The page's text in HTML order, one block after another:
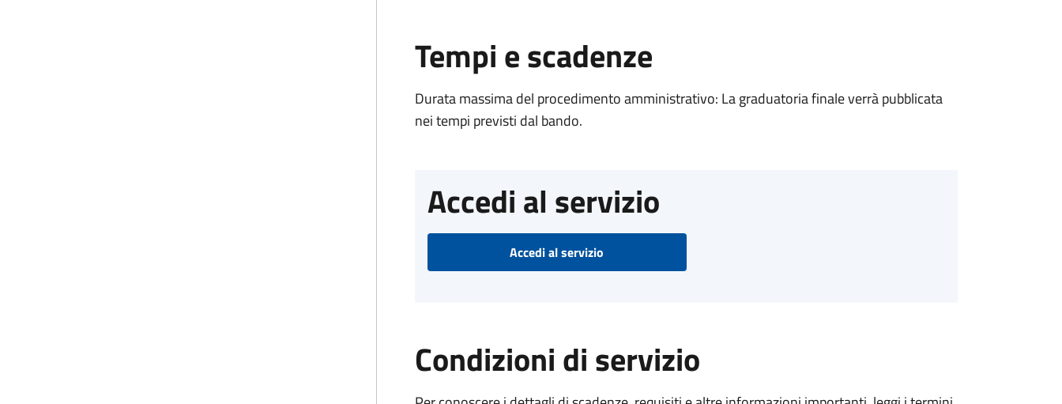
Tempi e scadenze
Durata massima del procedimento amministrativo: La graduatoria finale verrà pubblicata
nei tempi previsti dal bando.
Accedi al servizio
Accedi al servizio
Condizioni di servizio